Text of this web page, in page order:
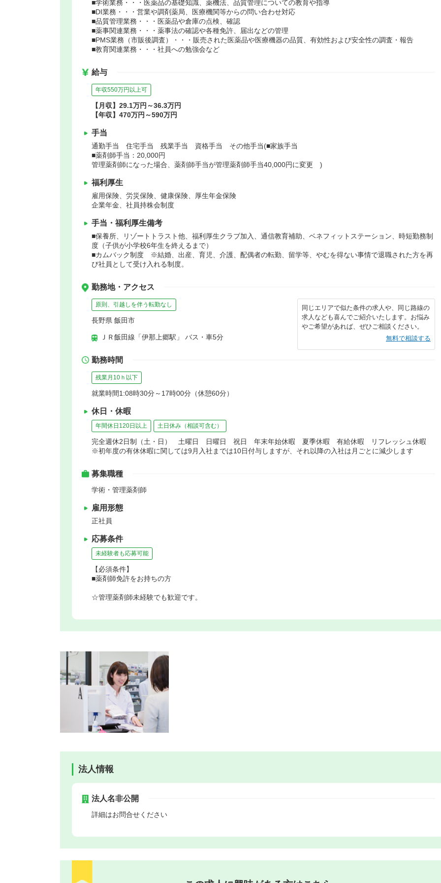
■学術業務・・・医薬品の基礎知識、薬機法、品質管理についての教育や指導
■DI業務・・・営業や調剤薬局、医療機関等からの問い合わせ対応
■品質管理業務・・・医薬品や倉庫の点検、確認
■薬事関連業務・・・薬事法の確認や各種免許、届出などの管理
■PMS業務（市販後調査）・・・販売された医薬品や医療機器の品質、有効性および安全性の調査・報告
■教育関連業務・・・社員への勉強会など
給与
年収550万円以上可
【月収】29.1万円～36.3万円
【年収】470万円～590万円
手当
通勤手当 住宅手当 残業手当 資格手当 その他手当(■家族手当
■薬剤師手当：20,000円
管理薬剤師になった場合、薬剤師手当が管理薬剤師手当40,000円に変更 )
福利厚生
雇用保険、労災保険、健康保険、厚生年金保険
企業年金、社員持株会制度
手当・福利厚生備考
■保養所、リゾートトラスト他、福利厚生クラブ加入、通信教育補助、ベネフィットステーション、時短勤務制
度（子供が小学校6年生を終えるまで）
■カムバック制度 ※結婚、出産、育児、介護、配偶者の転勤、留学等、やむを得ない事情で退職された方を再
び社員として受け入れる制度。
勤務地・アクセス
原則、引越しを伴う転勤なし
長野県 飯田市
ＪＲ飯田線「伊那上郷駅」 バス・車5分
同じエリアで似た条件の求人や、同じ路線の
求人なども喜んでご紹介いたします。お悩み
やご希望があれば、ぜひご相談ください。
無料で相談する
勤務時間
残業月10ｈ以下
就業時間1:08時30分～17時00分（休憩60分）
休日・休暇
年間休日120日以上 土日休み（相談可含む）
完全週休2日制（土・日） 土曜日 日曜日 祝日 年末年始休暇 夏季休暇 有給休暇 リフレッシュ休暇
※初年度の有休休暇に関しては9月入社までは10日付与しますが、それ以降の入社は月ごとに減少します
募集職種
学術・管理薬剤師
雇用形態
正社員
応募条件
未経験者も応募可能
【必須条件】
■薬剤師免許をお持ちの方
☆管理薬剤師未経験でも歓迎です。
法人情報
法人名非公開
詳細はお問合せください